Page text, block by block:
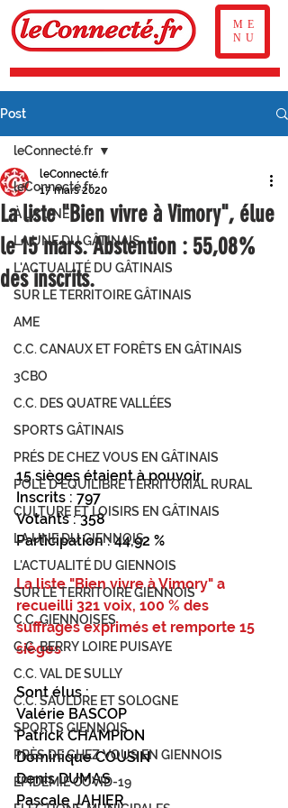
ME
NU
Post
leConnecté.fr
À LA UNE
LA UNE DU GÂTINAIS
L'ACTUALITÉ DU GÂTINAIS
SUR LE TERRITOIRE GÂTINAIS
AME
C.C. CANAUX ET FORÊTS EN GÂTINAIS
3CBO
C.C. DES QUATRE VALLÉES
SPORTS GÂTINAIS
PRÉS DE CHEZ VOUS EN GÂTINAIS
PÔLE D'ÉQUILIBRE TERRITORIAL RURAL
CULTURE ET LOISIRS EN GÂTINAIS
LA UNE DU GIENNOIS
L'ACTUALITÉ DU GIENNOIS
SUR LE TERRITOIRE GIENNOIS
C.C. GIENNOISES
C.C. BERRY LOIRE PUISAYE
C.C. VAL DE SULLY
C.C. SAULDRE ET SOLOGNE
SPORTS GIENNOIS
PRÈS DE CHEZ VOUS EN GIENNOIS
ÉPIDÉMIE COVID-19
leConnecté.fr
La liste "Bien vivre à Vimory", élue
le 15 mars. Abstention : 55,08%
des inscrits.
leConnecté.fr
17 mars 2020
15 sièges étaient à pouvoir.
Inscrits : 797
Votants : 358
Participation : 44,92 %
La liste "Bien vivre à Vimory" a
recueilli 321 voix, 100 % des
suffrages exprimés et remporte 15
sièges
Sont élus :
Valérie BASCOP
Patrick CHAMPION
Dominique COUSIN
Denis DUMAS
Pascale JAHIER